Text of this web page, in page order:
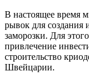
В настоящее время
рывок для создания
заморозки. Для
привлечение
строительство
Швейцарии.